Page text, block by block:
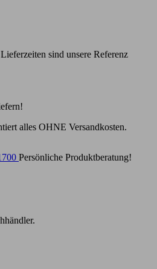
sind unsere Referenz
alles OHNE Versandkosten.
Persönliche Produktberatung!